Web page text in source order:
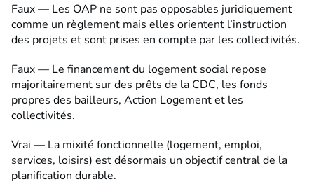
Faux — Les OAP ne sont pas opposables juridiquement
comme un règlement mais elles orientent l’instruction
des projets et sont prises en compte par les collectivités.
Faux — Le financement du logement social repose
majoritairement sur des prêts de la CDC, les fonds
propres des bailleurs, Action Logement et les
collectivités.
Vrai — La mixité fonctionnelle (logement, emploi,
services, loisirs) est désormais un objectif central de la
planification durable.